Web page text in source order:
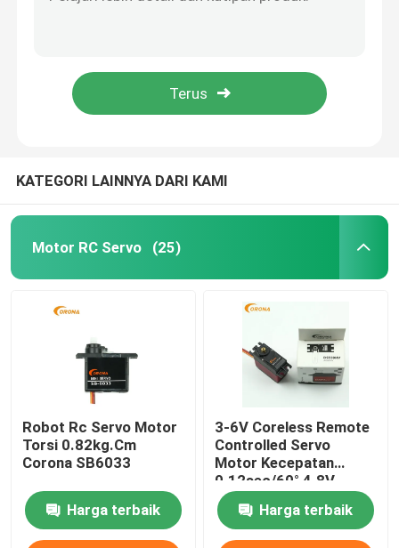
Servo Roda Gigi Logam
Motor servo industri
Penerima Cepat Futaba 2.4 Ghz
Penerima DSSS
Penerima 2,4 Ghz
KATEGORI LAINNYA DARI KAMI
Motor RC Servo (25)
Robot Rc Servo Motor
Torsi 0.82kg.Cm
Corona SB6033
Harga terbaik
3-6V Coreless Remote
Controlled Servo
Motor Kecepatan
0.12sec/60° 4.8V
Harga terbaik